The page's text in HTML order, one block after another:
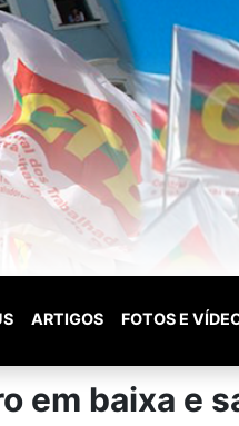
ARTIGOS FOTOS E
em baixa e